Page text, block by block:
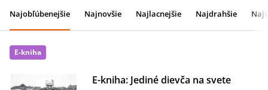
Najobľúbenejšie Najnovšie Najlacnejšie Najdrahšie
E-kniha
E-kniha: Jediné dievča na svete